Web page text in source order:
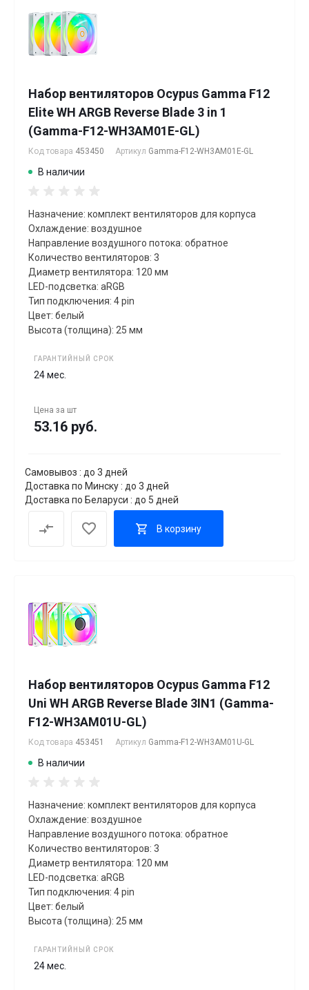
Набор вентиляторов Ocypus Gamma F12
Elite WH ARGB Reverse Blade 3 in 1
(Gamma-F12-WH3AM01E-GL)
Код товара 453450 Артикул Gamma-F12-WH3AM01E-GL
В наличии
Назначение: комплект вентиляторов для корпуса
Охлаждение: воздушное
Направление воздушного потока: обратное
Количество вентиляторов: 3
Диаметр вентилятора: 120 мм
LED-подсветка: aRGB
Тип подключения: 4 pin
Цвет: белый
Высота (толщина): 25 мм
ГАРАНТИЙНЫЙ СРОК
24 мес.
Цена за шт
53.16 руб.
Самовывоз : до 3 дней
Доставка по Минску : до 3 дней
Доставка по Беларуси : до 5 дней
В корзину
Набор вентиляторов Ocypus Gamma F12
Uni WH ARGB Reverse Blade 3IN1 (Gamma-
F12-WH3AM01U-GL)
Код товара 453451 Артикул Gamma-F12-WH3AM01U-GL
В наличии
Назначение: комплект вентиляторов для корпуса
Охлаждение: воздушное
Направление воздушного потока: обратное
Количество вентиляторов: 3
Диаметр вентилятора: 120 мм
LED-подсветка: aRGB
Тип подключения: 4 pin
Цвет: белый
Высота (толщина): 25 мм
ГАРАНТИЙНЫЙ СРОК
24 мес.